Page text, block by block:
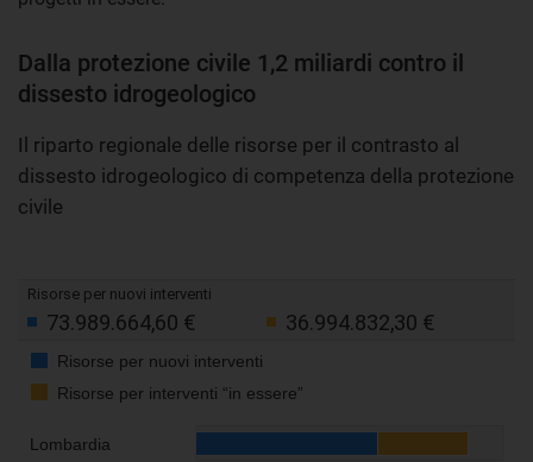
Dalla protezione civile 1,2 miliardi contro il
dissesto idrogeologico
Il riparto regionale delle risorse per il contrasto al
dissesto idrogeologico di competenza della protezione
civile